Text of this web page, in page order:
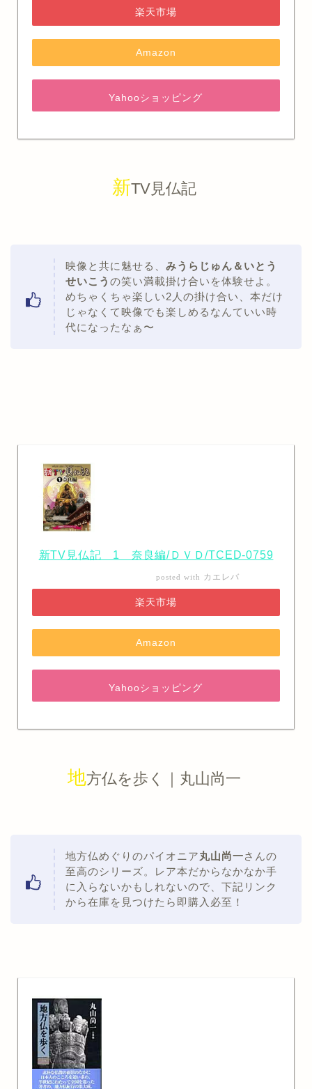
楽天市場
Amazon
Yahooショッピング
新TV見仏記
映像と共に魅せる、 みうらじゅん＆いとう
せいこう の笑い満載掛け合いを体験せよ。
めちゃくちゃ楽しい2人の掛け合い、本だけ
じゃなくて映像でも楽しめるなんていい時
代になったなぁ〜
新TV見仏記 1 奈良編/ＤＶＤ/TCED-0759
posted with カエレバ
楽天市場
Amazon
Yahooショッピング
地方仏を歩く｜丸山尚一
地方仏めぐりのパイオニア丸山尚一さんの
至高のシリーズ。レア本だからなかなか手
に入らないかもしれないので、下記リンク
から在庫を見つけたら即購入必至！